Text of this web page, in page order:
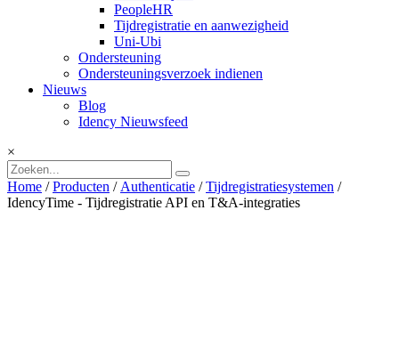
PeopleHR
Tijdregistratie en aanwezigheid
Uni-Ubi
Ondersteuning
Ondersteuningsverzoek indienen
Nieuws
Blog
Idency Nieuwsfeed
×
Home /Producten /Authenticatie /Tijdregistratiesystemen /
IdencyTime - Tijdregistratie API en T&A-integraties